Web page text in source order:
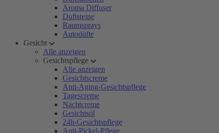
Aroma Diffuser
Duftsteine
Raumsprays
Autodüfte
Gesicht
Alle anzeigen
Gesichtspflege
Alle anzeigen
Gesichtscreme
Anti-Aging-Gesichtspflege
Tagescreme
Nachtcreme
Gesichtsöl
24h-Gesichtspflege
Anti-Pickel-Pflege